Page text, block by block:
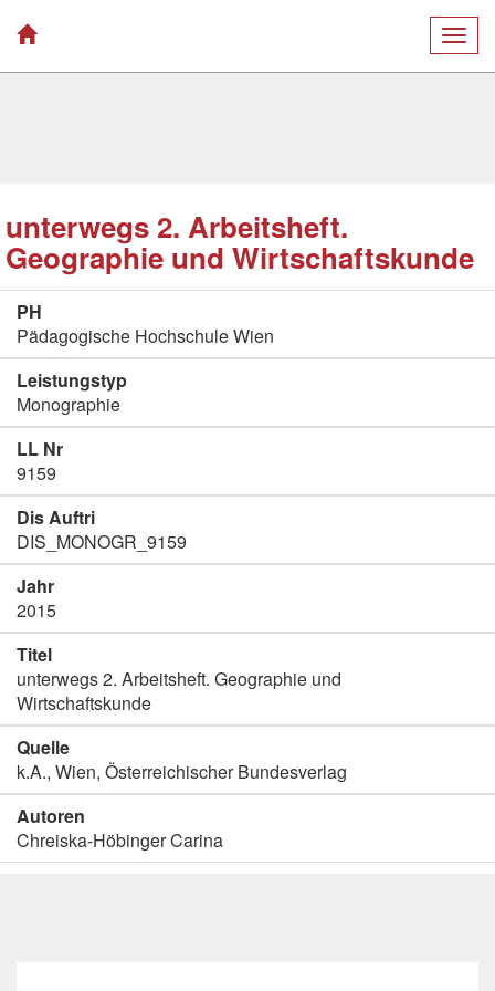
unterwegs 2. Arbeitsheft.
Geographie und Wirtschaftskunde
PH
Pädagogische Hochschule Wien
Leistungstyp
Monographie
LL Nr
9159
Dis Auftri
DIS_MONOGR_9159
Jahr
2015
Titel
unterwegs 2. Arbeitsheft. Geographie und
Wirtschaftskunde
Quelle
k.A., Wien, Österreichischer Bundesverlag
Autoren
Chreiska-Höbinger Carina